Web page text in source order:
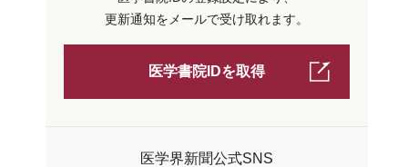
更新通知をメールで受け取れます。
医学書院IDを取得
医学界新聞公式SNS